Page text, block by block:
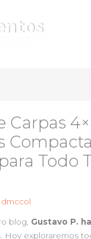
Carpas
Todo
dmccol
blog, Gustavo P.
. Hoy exploraremos